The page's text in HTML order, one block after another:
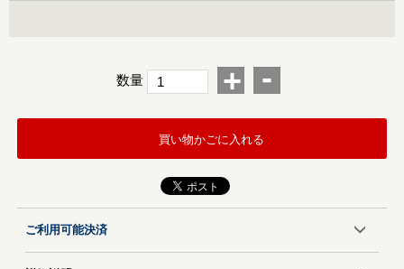
数量 + -
買い物かごに入れる
ご利用可能決済